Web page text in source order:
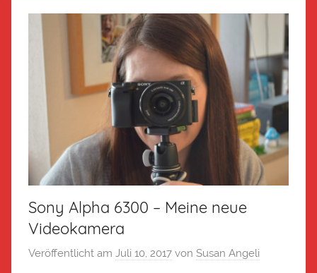
Sony Alpha 6300 – Meine neue
Videokamera
Veröffentlicht am Juli 10, 2017 von Susan Angeli